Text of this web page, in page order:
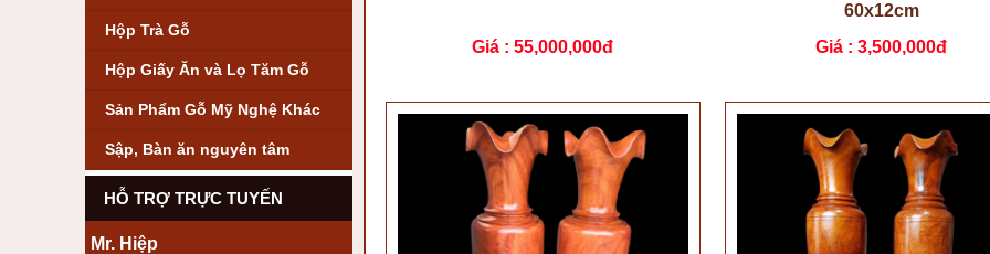
Hộp Trà Gỗ
Hộp Giấy Ăn và Lọ Tăm Gỗ
Sản Phẩm Gỗ Mỹ Nghệ Khác
Sập, Bàn ăn nguyên tâm
HỖ TRỢ TRỰC TUYẾN
Mr. Hiệp
Giá :55,000,000đ
60x12cm
Giá :3,500,000đ